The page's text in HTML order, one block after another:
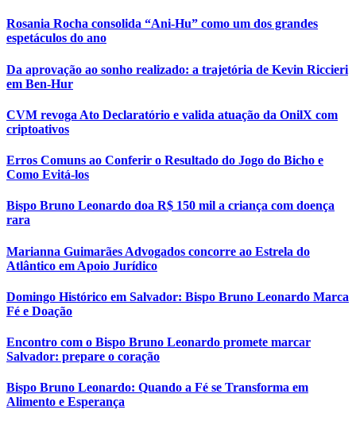
Rosania Rocha consolida “Ani-Hu” como um dos grandes
espetáculos do ano
Da aprovação ao sonho realizado: a trajetória de Kevin Riccieri
em Ben-Hur
CVM revoga Ato Declaratório e valida atuação da OnilX com
criptoativos
Erros Comuns ao Conferir o Resultado do Jogo do Bicho e
Como Evitá-los
Bispo Bruno Leonardo doa R$ 150 mil a criança com doença
rara
Marianna Guimarães Advogados concorre ao Estrela do
Atlântico em Apoio Jurídico
Domingo Histórico em Salvador: Bispo Bruno Leonardo Marca
Fé e Doação
Encontro com o Bispo Bruno Leonardo promete marcar
Salvador: prepare o coração
Bispo Bruno Leonardo: Quando a Fé se Transforma em
Alimento e Esperança